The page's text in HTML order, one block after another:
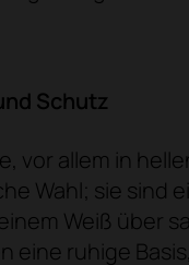
Schutz
vor allem in
Wahl; sie sind
Weiß über
eine ruhige